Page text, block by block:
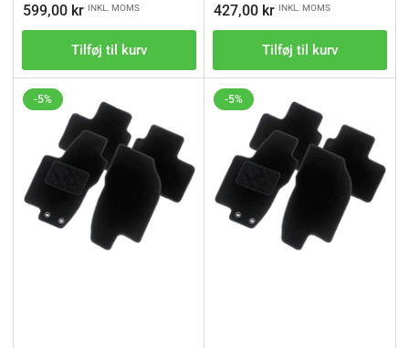
599,00 kr INKL. MOMS
Tilføj til kurv
427,00 kr INKL. MOMS
Tilføj til kurv
-5% -5%